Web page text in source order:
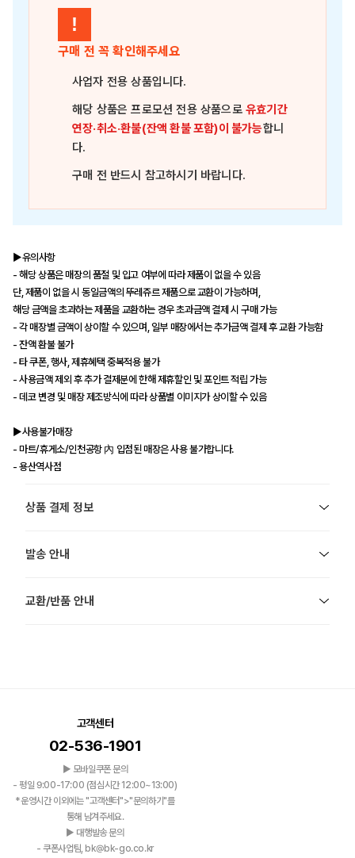
!
구매 전 꼭 확인해주세요
사업자 전용 상품입니다.
해당 상품은프로모션 전용 상품으로유효기간
연장·취소·환불(잔액 환불 포함)이 불가능합니
다.
구매 전 반드시 참고하시기 바랍니다.
▶유의사항
- 해당 상품은 매장의 품절 및 입고 여부에 따라 제품이 없을 수 있음
단, 제품이 없을 시 동일금액의 뚜레쥬르 제품으로 교환이 가능하며,
해당 금액을 초과하는 제품을 교환하는 경우 초과금액 결제 시 구매 가능
- 각 매장별 금액이 상이할 수 있으며, 일부 매장에서는 추가금액 결제 후 교환 가능함
- 잔액 환불 불가
- 타 쿠폰, 행사, 제휴혜택 중복적용 불가
- 사용금액 제외 후 추가 결제분에 한해 제휴할인 및 포인트 적립 가능
- 데코 변경 및 매장 제조방식에 따라 상품별 이미지가 상이할 수 있음
▶사용불가매장
- 마트/휴게소/인천공항 內 입점된 매장은 사용 불가합니다.
- 용산역사점
상품 결제 정보
발송 안내
교환/반품 안내
고객센터
02-536-1901
▶ 모바일쿠폰 문의
- 평일 9:00-17:00 (점심시간 12:00~13:00)
*운영시간 이외에는 "고객센터">"문의하기"를
통해 남겨주세요.
▶ 대행발송 문의
- 쿠폰사업팀, bk@bk-go.co.kr